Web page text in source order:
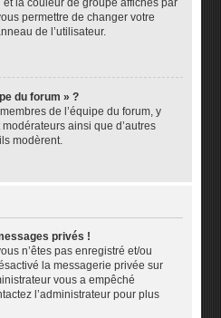
la couleur de groupe affichés par
permettre de changer votre
de l’utilisateur.
du forum » ?
de l’équipe du forum, y
ainsi que d’autres
modèrent.
privés !
n’êtes pas enregistré et/ou
la messagerie privée sur
vous a empêché
l’administrateur pour plus